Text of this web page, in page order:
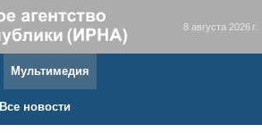
8 августа 2026 г.
Мультимедия
Все новости